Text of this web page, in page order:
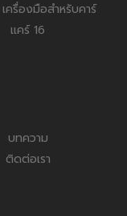
รื่องมือสำหรับคาร์
แคร์ 16
บทความ
ติดต่อเรา